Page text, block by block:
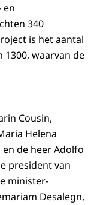
en
340
is het aantal
waarvan de
Cousin,
Helena
en de heer Adolfo
president van
minister-
Desalegn,